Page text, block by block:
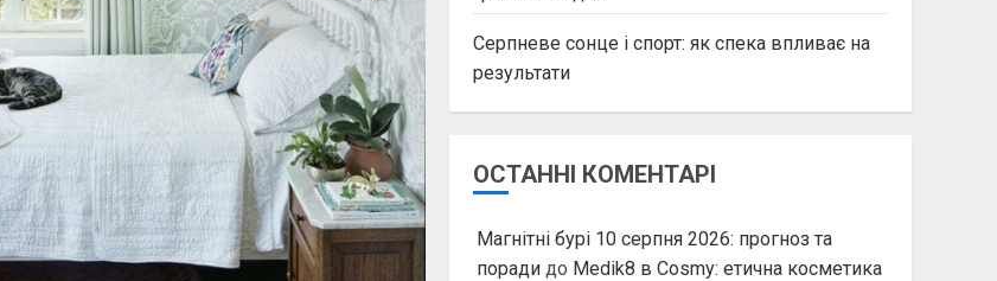
Серпневе сонце і спорт: як спека впливає на
результати
ОСТАННІ КОМЕНТАРІ
Магнітні бурі 10 серпня 2026: прогноз та
порадидо Medik8 в Cosmy: етична косметика